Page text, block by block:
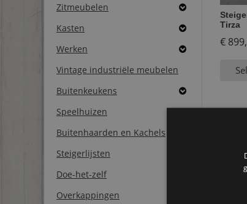
Zitmeubelen
Kasten
Werken
Vintage industriële meubelen
Buitenkeukens
Speelhuizen
Buitenhaarden en Kachels
Steigerlijsten
Doe-het-zelf
Overkappingen
Tirza
€